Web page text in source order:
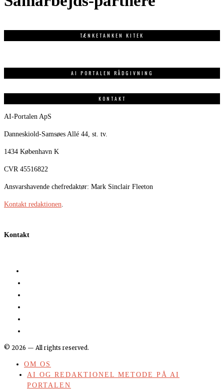
TÆNKETANKEN KITEK
AI PORTALEN RÅDGIVNING
KONTAKT
AI-Portalen ApS
Danneskiold-Samsøes Allé 44, st. tv.
1434 København K
CVR 45516822
Ansvarshavende chefredaktør: Mark Sinclair Fleeton
Kontakt redaktionen.
Kontakt
© 2026 — All rights reserved.
OM OS
AI OG REDAKTIONEL METODE PÅ AI
PORTALEN